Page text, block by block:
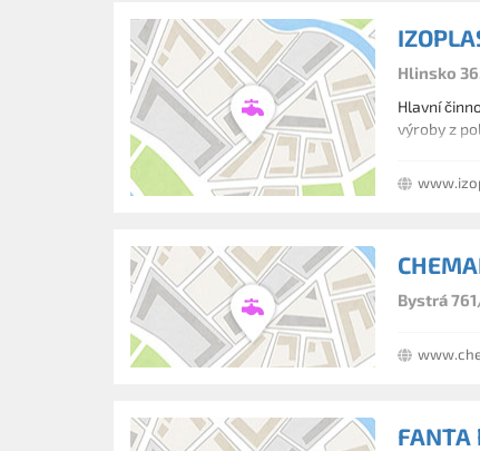
Hlinsko
Hlavní
výroby z
Bystrá
FANTA